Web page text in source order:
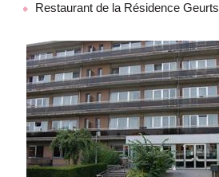
Restaurant de la Résidence Geurts